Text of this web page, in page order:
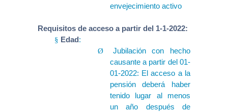
envejecimiento activo
Requisitos de acceso a partir del 1-1-2022:
§ Edad:
Ø
Jubilación con hecho
causante a partir del 01-
01-2022: El acceso a la
pensión deberá haber
tenido lugar al menos
un año después de